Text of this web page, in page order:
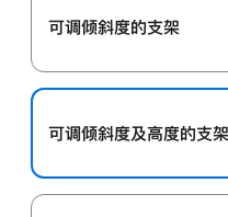
可调倾斜度的支架
可调倾斜度及高‍度的支‍架